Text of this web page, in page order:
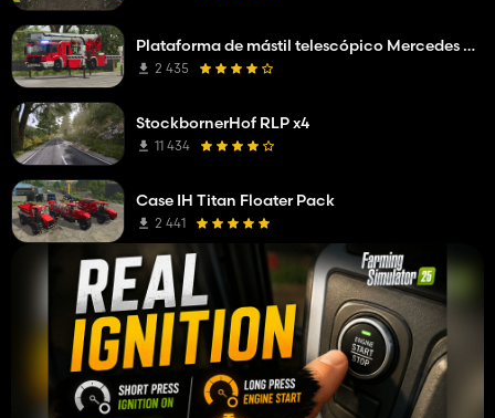
Plataforma de mástil telescópico Mercedes Benz Econic WISS
2 435
StockbornerHof RLP x4
11 434
Case IH Titan Floater Pack
2 441